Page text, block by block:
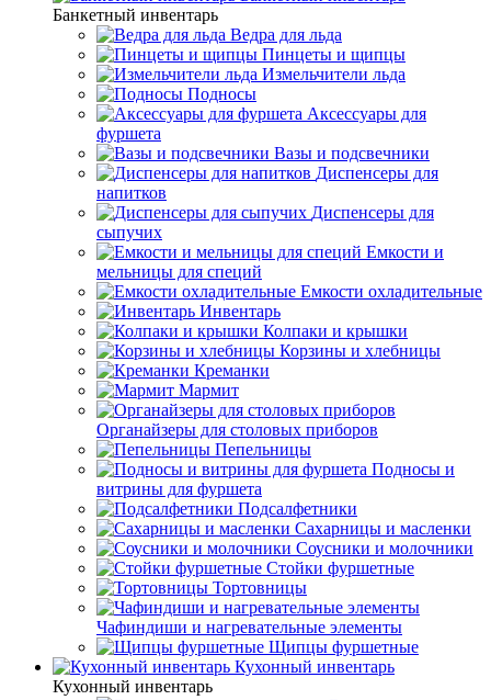
Банкетный инвентарь
Ведра для льда
Пинцеты и щипцы
Измельчители льда
Подносы
Аксессуары для
фуршета
Вазы и подсвечники
Диспенсеры для
напитков
Диспенсеры для
сыпучих
Емкости и
мельницы для специй
Емкости охладительные
Инвентарь
Колпаки и крышки
Корзины и хлебницы
Креманки
Мармит
Органайзеры для столовых приборов
Пепельницы
Подносы и
витрины для фуршета
Подсалфетники
Сахарницы и масленки
Соусники и молочники
Стойки фуршетные
Тортовницы
Чафиндиши и нагревательные элементы
Щипцы фуршетные
Кухонный инвентарь
Кухонный инвентарь